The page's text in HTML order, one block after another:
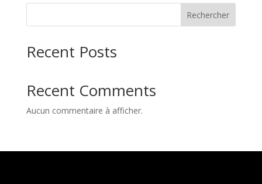
Rechercher
Recent Posts
Recent Comments
Aucun commentaire à afficher.